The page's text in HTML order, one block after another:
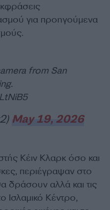
για προηγούμενα
from San
May 19, 2026
Κέιν Κλαρκ όσο και
περιέγραψαν στο
δράσουν αλλά και τις
Ισλαμικό Κέντρο,